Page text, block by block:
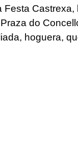
Festa Castrexa,
do
hoguera,